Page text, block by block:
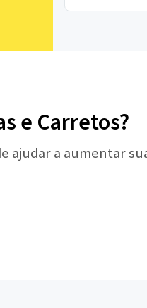
e Carretos?
ajudar a aumentar